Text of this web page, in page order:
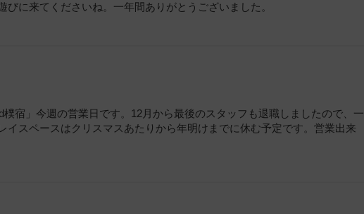
に来てくださいね。一年間ありがとうございました。
宿」今週の営業日です。12月から最後のスタッフも退職しましたので、一
イスペースはクリスマスあたりから年明けまでに休む予定です。営業出来